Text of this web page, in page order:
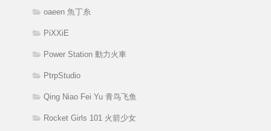
oaeen 魚丁糸
PiXXiE
Power Station 動力火車
PtrpStudio
Qing Niao Fei Yu 青鸟飞鱼
Rocket Girls 101 火箭少女